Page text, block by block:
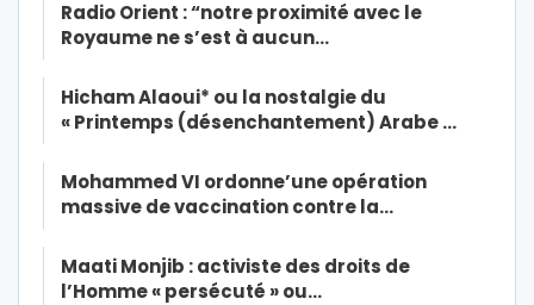
Radio Orient : “notre proximité avec le
Royaume ne s’est à aucun…
Hicham Alaoui* ou la nostalgie du
« Printemps (désenchantement) Arabe …
Mohammed VI ordonne’une opération
massive de vaccination contre la…
Maati Monjib : activiste des droits de
l’Homme « persécuté » ou…